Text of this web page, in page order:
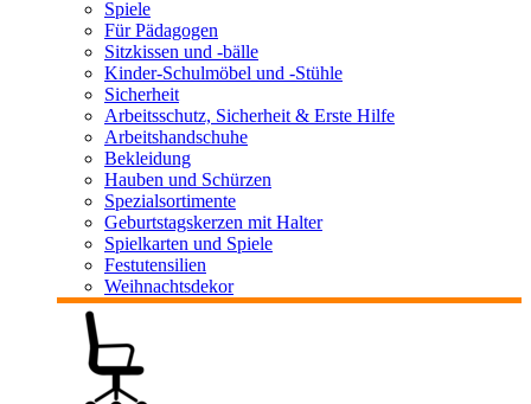
Spiele
Für Pädagogen
Sitzkissen und -bälle
Kinder-Schulmöbel und -Stühle
Sicherheit
Arbeitsschutz, Sicherheit & Erste Hilfe
Arbeitshandschuhe
Bekleidung
Hauben und Schürzen
Spezialsortimente
Geburtstagskerzen mit Halter
Spielkarten und Spiele
Festutensilien
Weihnachtsdekor